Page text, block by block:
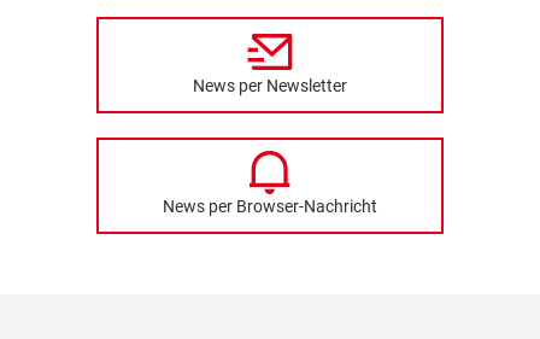
News per Newsletter
News per Browser-Nachricht